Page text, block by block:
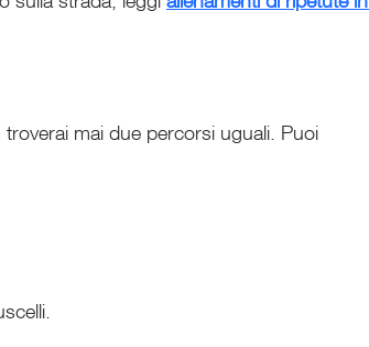
mai due percorsi uguali. Puoi